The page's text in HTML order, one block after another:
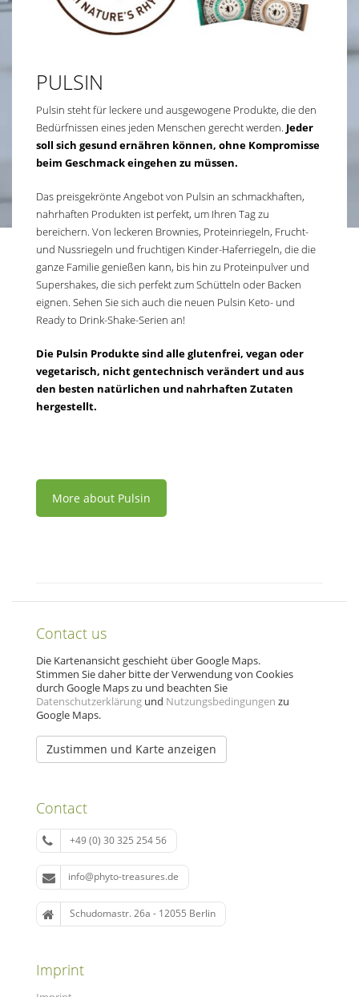
PULSIN
Pulsin steht für leckere und ausgewogene Produkte, die den
Bedürfnissen eines jeden Menschen gerecht werden. Jeder
soll sich gesund ernähren können, ohne Kompromisse
beim Geschmack eingehen zu müssen.
Das preisgekrönte Angebot von Pulsin an schmackhaften,
nahrhaften Produkten ist perfekt, um Ihren Tag zu
bereichern. Von leckeren Brownies, Proteinriegeln, Frucht-
und Nussriegeln und fruchtigen Kinder-Haferriegeln, die die
ganze Familie genießen kann, bis hin zu Proteinpulver und
Supershakes, die sich perfekt zum Schütteln oder Backen
eignen. Sehen Sie sich auch die neuen Pulsin Keto- und
Ready to Drink-Shake-Serien an!
Die Pulsin Produkte sind alle glutenfrei, vegan oder
vegetarisch, nicht gentechnisch verändert und aus
den besten natürlichen und nahrhaften Zutaten
hergestellt.
More about Pulsin
Contact us
Die Kartenansicht geschieht über Google Maps.
Stimmen Sie daher bitte der Verwendung von Cookies
durch Google Maps zu und beachten Sie
Datenschutzerklärung und Nutzungsbedingungen zu
Google Maps.
Zustimmen und Karte anzeigen
Contact
+49 (0) 30 325 254 56
info@phyto-treasures.de
Schudomastr. 26a - 12055 Berlin
Imprint